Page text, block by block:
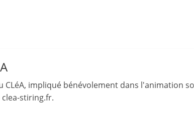
s
i
impliqué bénévolement dans l'animation
stiring.fr.